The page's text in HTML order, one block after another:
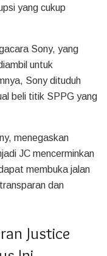
yang cukup
Sony, yang
untuk
Sony dituduh
beli titik SPPG yang
menegaskan
JC mencerminkan
membuka jalan
dan
Justice